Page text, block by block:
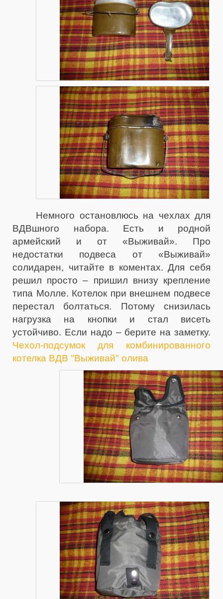
Немного остановлюсь на чехлах для
ВДВшного набора. Есть и родной
армейский и от «Выживай». Про
недостатки подвеса от «Выживай»
солидарен, читайте в коментах. Для себя
решил просто – пришил внизу крепление
типа Молле. Котелок при внешнем подвесе
перестал болтаться. Потому снизилась
нагрузка на кнопки и стал висеть
устойчиво. Если надо – берите на заметку.
Чехол-подсумок для комбинированного
котелка ВДВ "Выживай" олива